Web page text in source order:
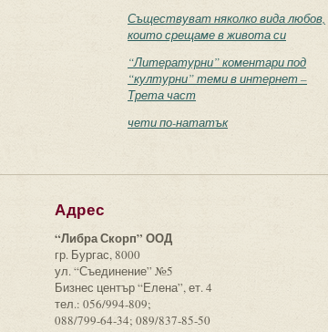
Съществуват няколко вида любов,
които срещаме в живота си
“Литературни” коментари под
“културни” теми в интернет –
Трета част
чети по-нататък
Адрес
“Либра Скорп” ООД
гр. Бургас, 8000
ул. “Съединение” №5
Бизнес център “Елена”, ет. 4
тел.: 056/994-809;
088/799-64-34; 089/837-85-50